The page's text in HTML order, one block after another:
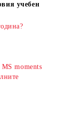
учебен
moments